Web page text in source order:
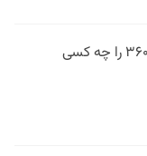
فیلتر در وقت اضافه؛ فوتبال ۳۶۰ را چه کسی